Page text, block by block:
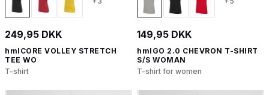
249,95 DKK
hmlCORE VOLLEY STRETCH
TEE WO
T-shirt
149,95 DKK
hmlGO 2.0 CHEVRON T-SHIRT
S/S WOMAN
T-shirt for women